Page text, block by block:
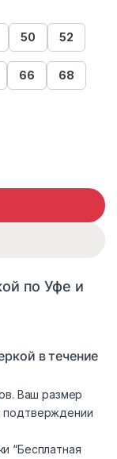
50 52
66 68
по Уфе и
в течение
Ваш размер
подтверждении
“Бесплатная